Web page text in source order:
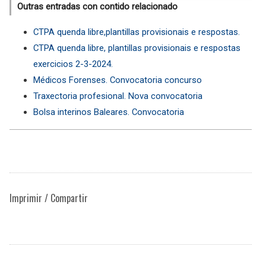
Outras entradas con contido relacionado
CTPA quenda libre,plantillas provisionais e respostas.
CTPA quenda libre, plantillas provisionais e respostas
exercicios 2-3-2024.
Médicos Forenses. Convocatoria concurso
Traxectoria profesional. Nova convocatoria
Bolsa interinos Baleares. Convocatoria
Imprimir / Compartir